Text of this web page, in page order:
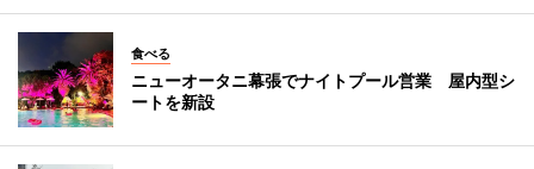
食べる
ニューオータニ幕張でナイトプール営業 屋内型シ
ートを新設